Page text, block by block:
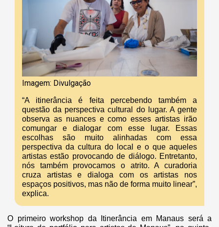
Imagem: Divulgação
“A itinerância é feita percebendo também a
questão da perspectiva cultural do lugar. A gente
observa as nuances e como esses artistas irão
comungar e dialogar com esse lugar. Essas
escolhas são muito alinhadas com essa
perspectiva da cultura do local e o que aqueles
artistas estão provocando de diálogo. Entretanto,
nós também provocamos o atrito. A curadoria
cruza artistas e dialoga com os artistas nos
espaços positivos, mas não de forma muito linear”,
explica.
O primeiro workshop da Itinerância em Manaus será a